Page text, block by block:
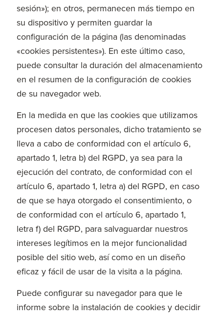
sesión»); en otros, permanecen más tiempo en
su dispositivo y permiten guardar la
configuración de la página (las denominadas
«cookies persistentes»). En este último caso,
puede consultar la duración del almacenamiento
en el resumen de la configuración de cookies
de su navegador web.
En la medida en que las cookies que utilizamos
procesen datos personales, dicho tratamiento se
lleva a cabo de conformidad con el artículo 6,
apartado 1, letra b) del RGPD, ya sea para la
ejecución del contrato, de conformidad con el
artículo 6, apartado 1, letra a) del RGPD, en caso
de que se haya otorgado el consentimiento, o
de conformidad con el artículo 6, apartado 1,
letra f) del RGPD, para salvaguardar nuestros
intereses legítimos en la mejor funcionalidad
posible del sitio web, así como en un diseño
eficaz y fácil de usar de la visita a la página.
Puede configurar su navegador para que le
informe sobre la instalación de cookies y decidir